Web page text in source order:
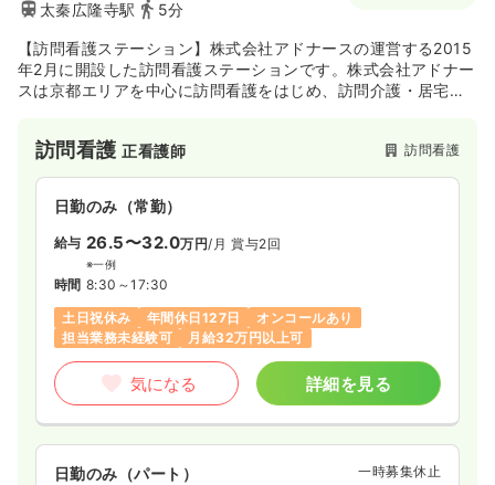
太秦広隆寺駅 5分
【訪問看護ステーション】株式会社アドナースの運営する2015
年2月に開設した訪問看護ステーションです。株式会社アドナー
スは京都エリアを中心に訪問看護をはじめ、訪問介護・居宅介
ートも展開するなど、時代と共に変化し続ける地域のニーズに
寄り添ったサービスを展開しています。訪問看護ステーション
アドナース壬生では右京区を中心にご利用者様のニーズに寄り
添った看護を提供しています。
訪問看護正看護師 訪問看護
日勤のみ（常勤）
給与 26.5〜32.0万円/月 賞与2回
※一例
時間 8:30～17:30
土日祝休み
年間休日127日
オンコールあり
担当業務未経験可
月給32万円以上可
気になる 詳細を見る
日勤のみ（パート） 一時募集休止